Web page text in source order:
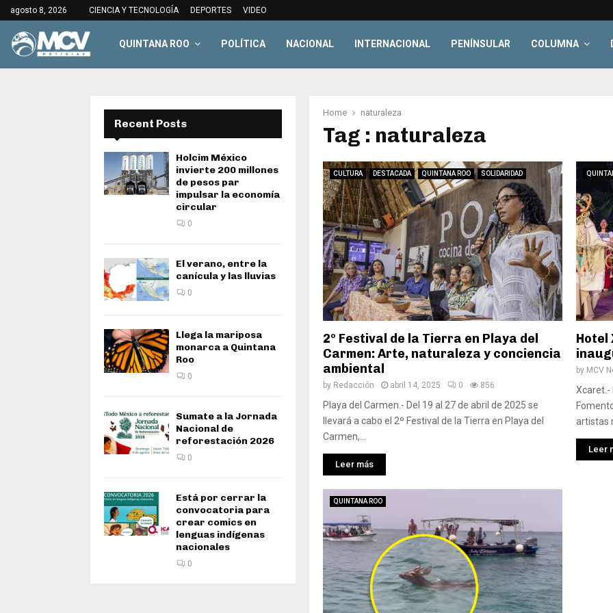
agosto 8, 2026 CIENCIA Y TECNOLOGÍA DEPORTES VIDEO
QUINTANA ROO POLÍTICA NACIONAL INTERNACIONAL PENÍNSULAR COLUMNA
Home naturaleza
Tag : naturaleza
CULTURA DESTACADA QUINTANA ROO SOLIDARIDAD
2º Festival de la Tierra en Playa del
Carmen: Arte, naturaleza y conciencia
ambiental
by Redacción abril 14, 2025 0 856
Playa del Carmen.- Del 19 al 27 de abril de 2025 se
llevará a cabo el 2º Festival de la Tierra en Playa del
Carmen,...
Leer más
Hotel
by MCV
Xcaret.-
artistas
Leer
QUINTANA ROO
Recent Posts
Holcim México
invierte 200 millones
de pesos par
impulsar la economía
circular
0
El verano, entre la
canícula y las lluvias
0
Llega la mariposa
monarca a Quintana
Roo
0
Sumate a la Jornada
Nacional de
reforestación 2026
0
Está por cerrar la
convocatoria para
crear comics en
lenguas indígenas
nacionales
0